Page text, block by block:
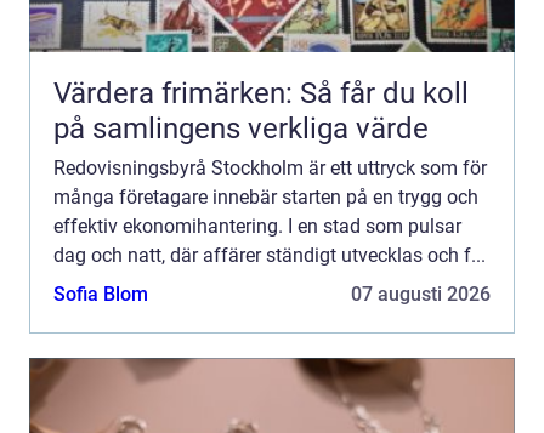
Värdera frimärken: Så får du koll
på samlingens verkliga värde
Redovisningsbyrå Stockholm är ett uttryck som för
många företagare innebär starten på en trygg och
effektiv ekonomihantering. I en stad som pulsar
dag och natt, där affärer ständigt utvecklas och f...
Sofia Blom
07 augusti 2026